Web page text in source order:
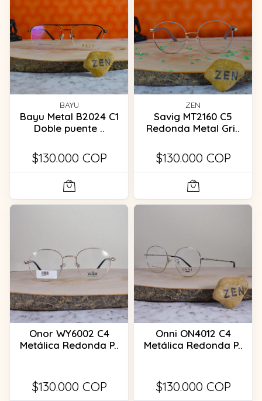
BAYU
Bayu Metal B2024 C1
Doble puente ..
$130.000 COP
ZEN
Savig MT2160 C5
Redonda Metal Gri..
$130.000 COP
Onor WY6002 C4
Metálica Redonda P..
$130.000 COP
Onni ON4012 C4
Metálica Redonda P..
$130.000 COP